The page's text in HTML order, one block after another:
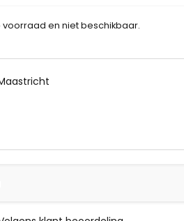
voorraad en niet beschikbaar.